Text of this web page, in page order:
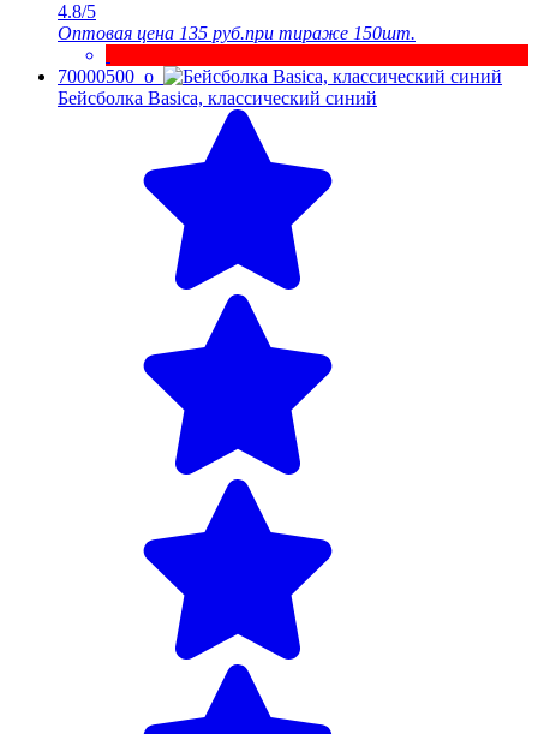
4.8/5
Оптовая цена 135 руб.при тираже 150шт.
70000500_o
Бейсболка Basica, классический синий